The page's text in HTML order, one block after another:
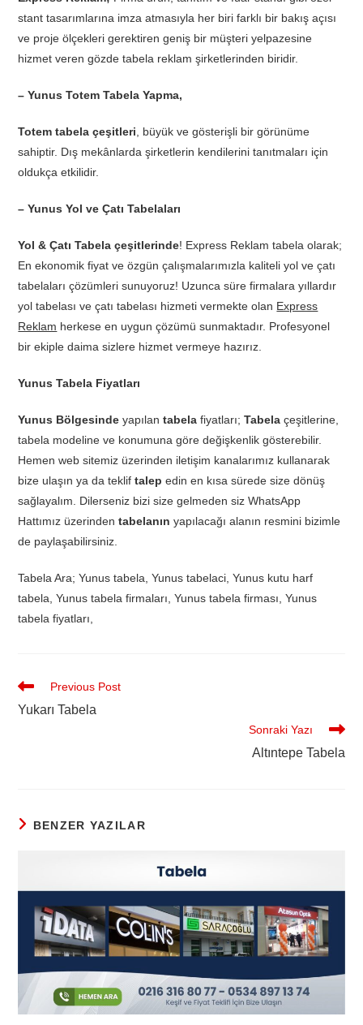
stant tasarımlarına imza atmasıyla her biri farklı bir bakış açısı
ve proje ölçekleri gerektiren geniş bir müşteri yelpazesine
hizmet veren gözde tabela reklam şirketlerinden biridir.
– Yunus Totem Tabela Yapma,
Totem tabela çeşitleri , büyük ve gösterişli bir görünüme
sahiptir. Dış mekânlarda şirketlerin kendilerini tanıtmaları için
oldukça etkilidir.
– Yunus Yol ve Çatı Tabelaları
Yol & Çatı Tabela çeşitlerinde! Express Reklam tabela olarak;
En ekonomik fiyat ve özgün çalışmalarımızla kaliteli yol ve çatı
tabelaları çözümleri sunuyoruz! Uzunca süre firmalara yıllardır
yol tabelası ve çatı tabelası hizmeti vermekte olan Express
Reklam herkese en uygun çözümü sunmaktadır. Profesyonel
bir ekiple daima sizlere hizmet vermeye hazırız.
Yunus Tabela Fiyatları
Yunus Bölgesinde yapılantabela fiyatları;Tabela çeşitlerine,
tabela modeline ve konumuna göre değişkenlik gösterebilir.
Hemen web sitemiz üzerinden iletişim kanalarımız kullanarak
bize ulaşın ya da tekliftalep edin en kısa sürede size dönüş
sağlayalım. Dilerseniz bizi size gelmeden siz WhatsApp
Hattımız üzerindentabelanın yapılacağı alanın resmini bizimle
de paylaşabilirsiniz.
Tabela Ara; Yunus tabela, Yunus tabelaci, Yunus kutu harf
tabela, Yunus tabela firmaları, Yunus tabela firması, Yunus
tabela fiyatları,
Previous Post
Yukarı Tabela
Sonraki Yazı
Altıntepe Tabela
BENZER YAZILAR